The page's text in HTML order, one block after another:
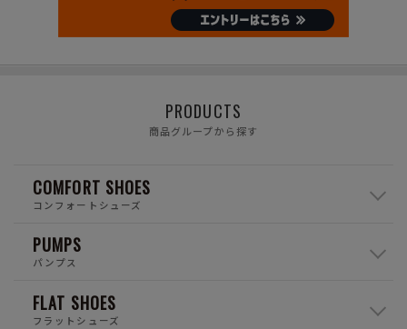
PRODUCTS
商品グループから探す
COMFORT SHOES
コンフォートシューズ
PUMPS
パンプス
FLAT SHOES
フラットシューズ